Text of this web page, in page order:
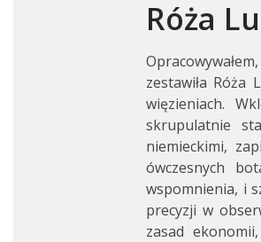
Róża
zestawiła Róża
więzieniach.
skrupulatnie
niemieckimi,
ówczesnych
wspomnienia, i
precyzji w
zasad